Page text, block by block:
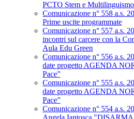
PCTO Stem e
Comunicazione n° 558 a.s.
Prime uscite programmate
Comunicazione n° 557 a.s.
incontri sul carcere con la
Aula Edu Green
Comunicazione n° 556 a.s.
date progetto AGENDA
Pace”
Comunicazione n° 555 a.s.
date progetto AGENDA
Pace”
Comunicazione n° 554 a.s.